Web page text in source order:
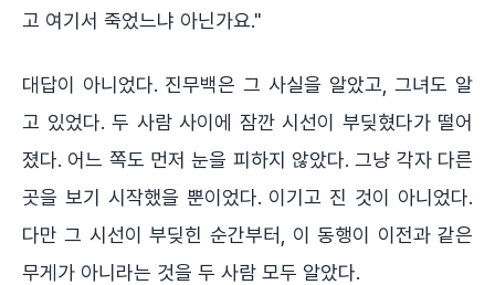
고 여기서 죽었느냐 아닌가요."
대답이 아니었다. 진무백은 그 사실을 알았고, 그녀도 알
고 있었다. 두 사람 사이에 잠깐 시선이 부딪혔다가 떨어
졌다. 어느 쪽도 먼저 눈을 피하지 않았다. 그냥 각자 다른
곳을 보기 시작했을 뿐이었다. 이기고 진 것이 아니었다.
다만 그 시선이 부딪힌 순간부터, 이 동행이 이전과 같은
무게가 아니라는 것을 두 사람 모두 알았다.